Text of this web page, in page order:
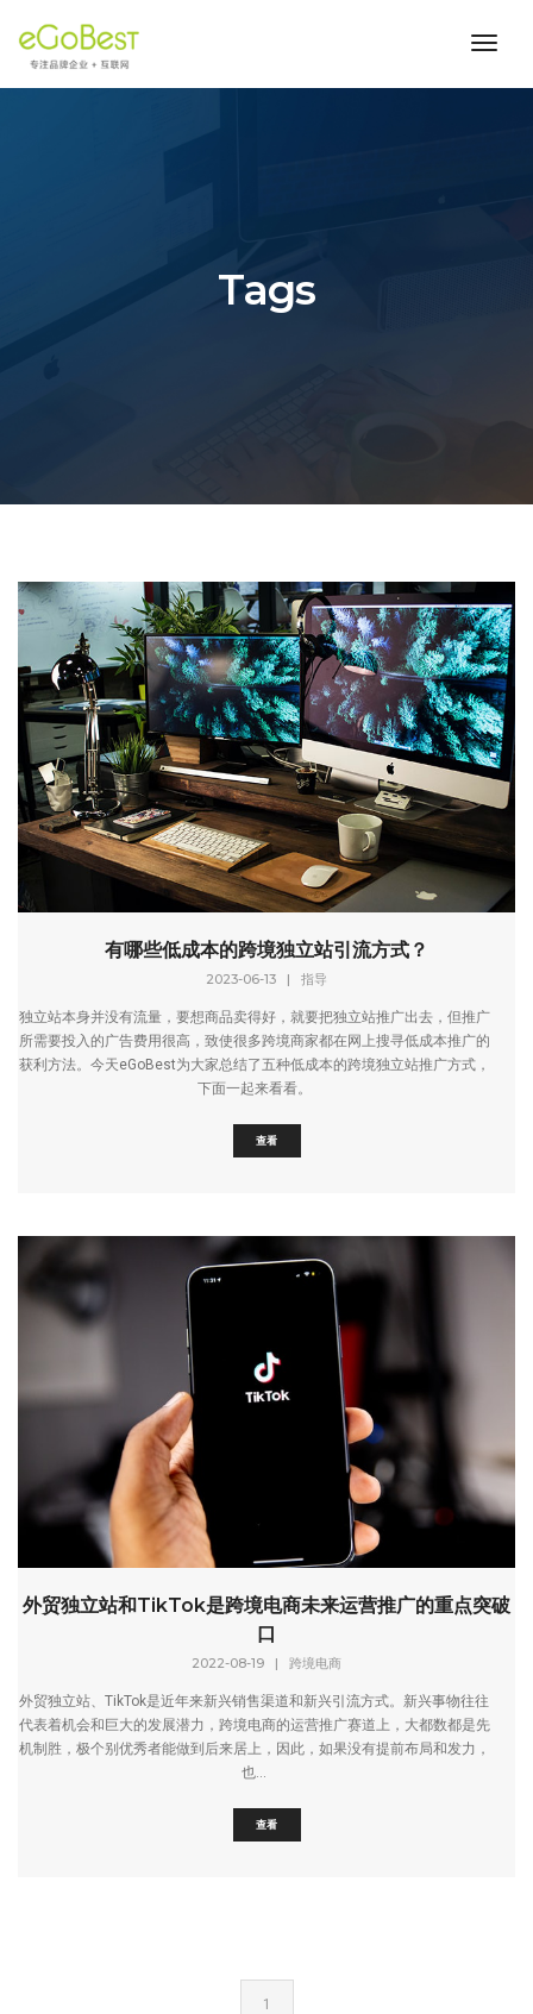
Tags
有哪些低成本的跨境独立站引流方式？
2023-06-13 | 指导
独立站本身并没有流量，要想商品卖得好，就要把独立站推广出去，但推广
所需要投入的广告费用很高，致使很多跨境商家都在网上搜寻低成本推广的
获利方法。今天eGoBest为大家总结了五种低成本的跨境独立站推广方式，
下面一起来看看。
查看
外贸独立站和TikTok是跨境电商未来运营推广的重点突破
口
2022-08-19 | 跨境电商
外贸独立站、TikTok是近年来新兴销售渠道和新兴引流方式。新兴事物往往
代表着机会和巨大的发展潜力，跨境电商的运营推广赛道上，大都数都是先
机制胜，极个别优秀者能做到后来居上，因此，如果没有提前布局和发力，
也...
查看
1